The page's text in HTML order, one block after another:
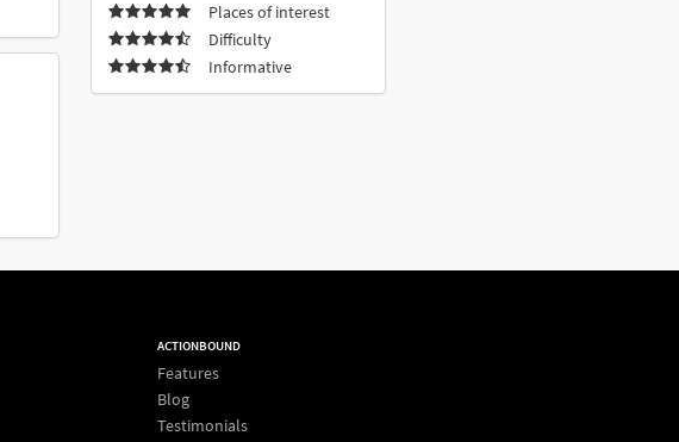
Places of interest
Difficulty
Informative
ACTIONBOUND
Features
Blog
Testimonials